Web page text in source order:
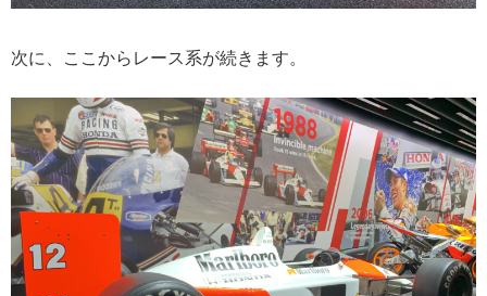
次に、ここからレース系が続きます。